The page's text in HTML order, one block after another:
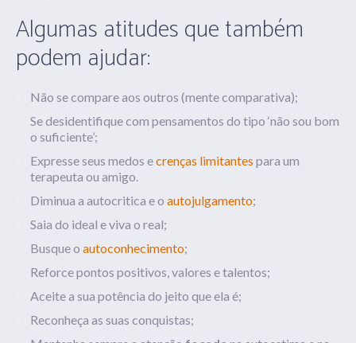
Algumas atitudes que também
podem ajudar:
Não se compare aos outros (mente comparativa);
Se desidentifique com pensamentos do tipo ‘não sou bom
o suficiente’;
Expresse seus medos ecrenças limitantes para um
terapeuta ou amigo.
Diminua a autocritica e o autojulgamento;
Saia do ideal e viva o real;
Busque o autoconhecimento;
Reforce pontos positivos, valores e talentos;
Aceite a sua potência do jeito que ela é;
Reconheça as suas conquistas;